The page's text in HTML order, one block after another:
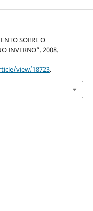
SOBRE O
INVERNO”. 2008.
view/18723.